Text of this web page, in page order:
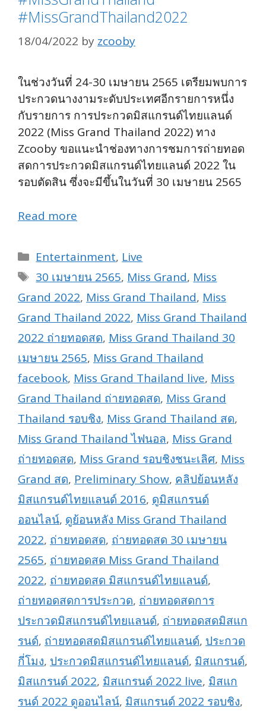
#MissGrandThailand2022
18/04/2022 by zcooby
ในช่วงวันที่ 24-30 เมษายน 2565 เตรียมพบการ
ประกวดนางงามระดับประเทศอีกรายการหนึ่ง
กับรายการ การประกวดมิสแกรนด์ไทยแลนด์
2022 (Miss Grand Thailand 2022) ทาง
Zcooby ขอแนะนำช่องทางการชมการถ่ายทอด
สดการประกวดมิสแกรนด์ไทยแลนด์ 2022 ใน
รอบตัดสิน ซึ่งจะมีขึ้นในวันที่ 30 เมษายน 2565
Read more
Categories
Entertainment, Live
Tags
30 เมษายน 2565, Miss Grand, Miss
Grand 2022, Miss Grand Thailand, Miss
Grand Thailand 2022, Miss Grand Thailand
2022 ถ่ายทอดสด, Miss Grand Thailand 30
เมษายน 2565, Miss Grand Thailand
facebook, Miss Grand Thailand live, Miss
Grand Thailand ถ่ายทอดสด, Miss Grand
Thailand รอบชิง, Miss Grand Thailand สด,
Miss Grand Thailand ไฟนอล, Miss Grand
ถ่ายทอดสด, Miss Grand รอบชิงชนะเลิศ, Miss
Grand สด, Preliminary Show, คลิปย้อนหลัง
มิสแกรนด์ไทยแลนด์ 2016, ดูมิสแกรนด์
ออนไลน์, ดูย้อนหลัง Miss Grand Thailand
2022, ถ่ายทอดสด, ถ่ายทอดสด 30 เมษายน
2565, ถ่ายทอดสด Miss Grand Thailand
2022, ถ่ายทอดสด มิสแกรนด์ไทยแลนด์,
ถ่ายทอดสดการประกวด, ถ่ายทอดสดการ
ประกวดมิสแกรนด์ไทยแลนด์, ถ่ายทอดสดมิสแก
รนด์, ถ่ายทอดสดมิสแกรนด์ไทยแลนด์, ประกวด
กี่โมง, ประกวดมิสแกรนด์ไทยแลนด์, มิสแกรนด์,
มิสแกรนด์ 2022, มิสแกรนด์ 2022 live, มิสแก
รนด์ 2022 ดูออนไลน์, มิสแกรนด์ 2022 รอบชิง,